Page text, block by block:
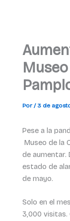
Por / 3 de
Pese a la
Museo de la
de aumentar.
estado de
de mayo.
Solo en el
3,000 visitas.